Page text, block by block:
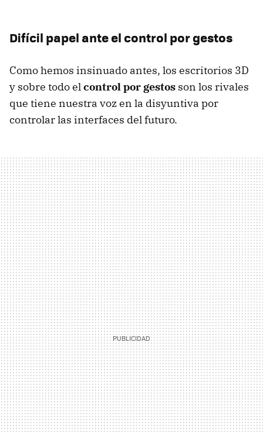
Difícil papel ante el control por gestos
Como hemos insinuado antes, los escritorios 3D
y sobre todo elcontrol por gestos son los rivales
que tiene nuestra voz en la disyuntiva por
controlar las interfaces del futuro.